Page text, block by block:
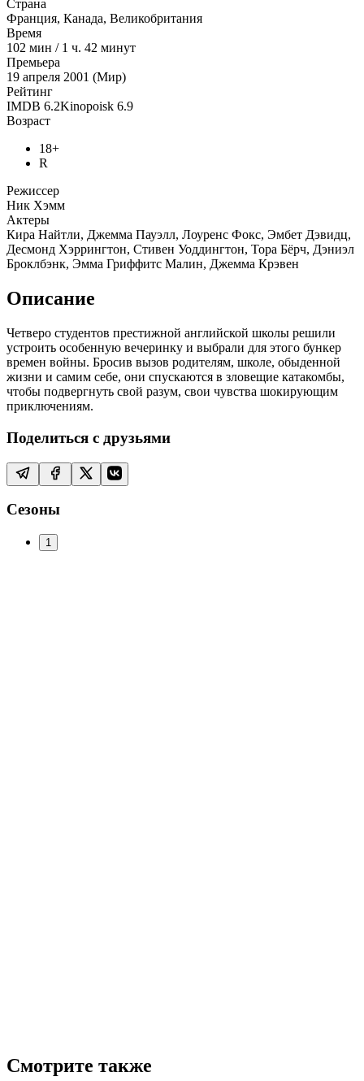
Страна
Франция, Канада, Великобритания
Время
102 мин / 1 ч. 42 минут
Премьера
19 апреля 2001 (Мир)
Рейтинг
IMDB 6.2Kinopoisk 6.9
Возраст
18+
R
Режиссер
Ник Хэмм
Актеры
Кира Найтли, Джемма Пауэлл, Лоуренс Фокс, Эмбет Дэвидц,
Десмонд Хэррингтон, Стивен Уоддингтон, Тора Бёрч, Дэниэл
Броклбэнк, Эмма Гриффитс Малин, Джемма Крэвен
Описание
Четверо студентов престижной английской школы решили
устроить особенную вечеринку и выбрали для этого бункер
времен войны. Бросив вызов родителям, школе, обыденной
жизни и самим себе, они спускаются в зловещие катакомбы,
чтобы подвергнуть свой разум, свои чувства шокирующим
приключениям.
Поделиться с друзьями
Сезоны
1
Смотрите также